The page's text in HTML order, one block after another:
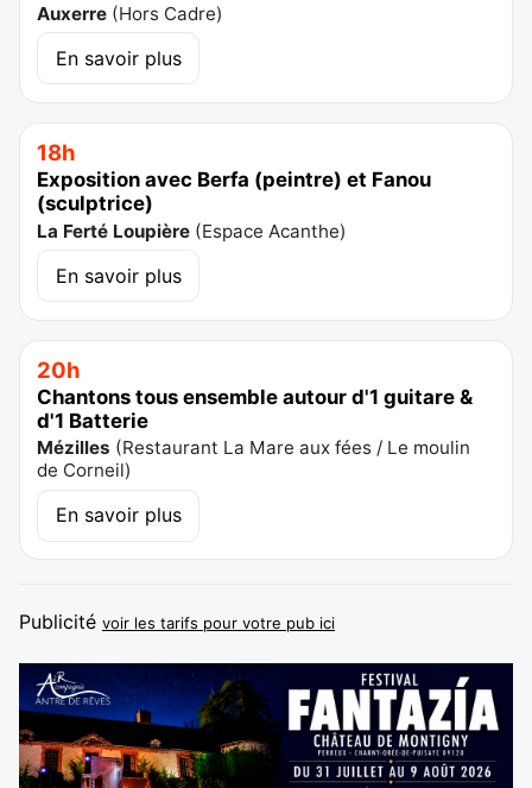
Auxerre (Hors Cadre)
En savoir plus
18h
Exposition avec Berfa (peintre) et Fanou
(sculptrice)
La Ferté Loupière (Espace Acanthe)
En savoir plus
20h
Chantons tous ensemble autour d'1 guitare &
d'1 Batterie
Mézilles (Restaurant La Mare aux fées / Le moulin
de Corneil)
En savoir plus
Publicité voir les tarifs pour votre pub ici